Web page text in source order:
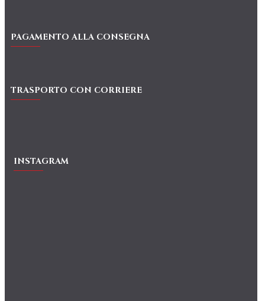
PAGAMENTO ALLA CONSEGNA
TRASPORTO CON CORRIERE
INSTAGRAM